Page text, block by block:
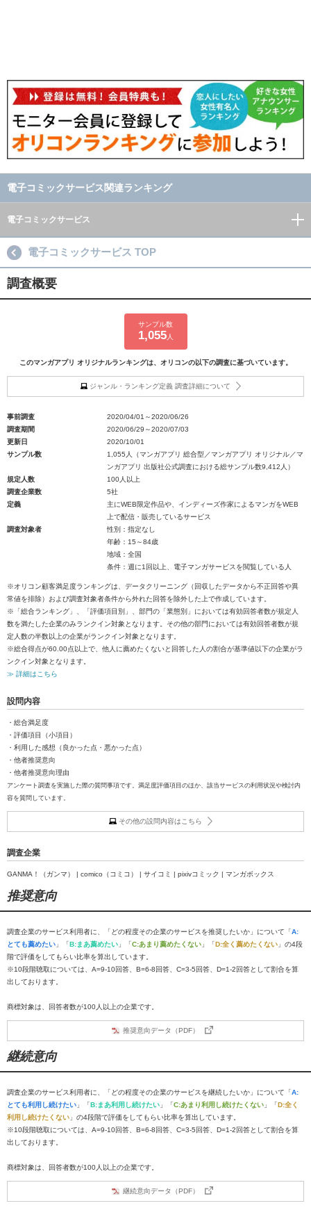
電子コミックサービス関連ランキング
電子コミックサービス
電子コミックサービス TOP
調査概要
サンプル数
1,055人
このマンガアプリ オリジナルランキングは、オリコンの以下の調査に基づいています。
ジャンル・ランキング定義 調査詳細について
事前調査
2020/04/01～2020/06/26
調査期間
2020/06/29～2020/07/03
更新日
2020/10/01
サンプル数
1,055人（マンガアプリ 総合型／マンガアプリ オリジナル／マ
ンガアプリ 出版社公式調査における総サンプル数9,412人）
規定人数
100人以上
調査企業数
5社
定義
主にWEB限定作品や、インディーズ作家によるマンガをWEB
上で配信・販売しているサービス
調査対象者
性別：指定なし
年齢：15～84歳
地域：全国
条件：週に1回以上、電子マンガサービスを閲覧している人
※オリコン顧客満足度ランキングは、データクリーニング（回収したデータから不正回答や異
常値を排除）および調査対象者条件から外れた回答を除外した上で作成しています。
※「総合ランキング」、「評価項目別」、部門の「業態別」においては有効回答者数が規定人
数を満たした企業のみランクイン対象となります。その他の部門においては有効回答者数が規
定人数の半数以上の企業がランクイン対象となります。
※総合得点が60.00点以上で、他人に薦めたくないと回答した人の割合が基準値以下の企業がラ
ンクイン対象となります。
≫ 詳細はこちら
設問内容
・総合満足度
・評価項目（小項目）
・利用した感想（良かった点・悪かった点）
・他者推奨意向
・他者推奨意向理由
アンケート調査を実施した際の質問事項です。満足度評価項目のほか、該当サービスの利用状況や検討内
容を質問しています。
その他の設問内容はこちら
調査企業
GANMA！（ガンマ） | comico（コミコ） | サイコミ | pixivコミック | マンガボックス
推奨意向
調査企業のサービス利用者に、「どの程度その企業のサービスを推奨したいか」について「A:
とても薦めたい 」「B:まあ薦めたい 」「C:あまり薦めたくない 」「D:全く薦めたくない 」の4段
階で評価をしてもらい比率を算出しています。
※10段階聴取については、A=9-10回答、B=6-8回答、C=3-5回答、D=1-2回答として割合を算
出しております。
商標対象は、回答者数が100人以上の企業です。
推奨意向データ（PDF）
継続意向
調査企業のサービス利用者に、「どの程度その企業のサービスを継続したいか」について「A:
とても利用し続けたい 」「B:まあ利用し続けたい 」「C:あまり利用し続けたくない 」「D:全く
利用し続けたくない 」の4段階で評価をしてもらい比率を算出しています。
※10段階聴取については、A=9-10回答、B=6-8回答、C=3-5回答、D=1-2回答として割合を算
出しております。
商標対象は、回答者数が100人以上の企業です。
継続意向データ（PDF）